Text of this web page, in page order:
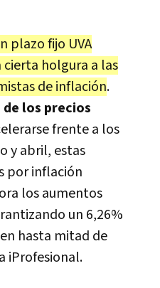
plazo fijo UVA
holgura a las
de inflación.
los precios
frente a los
y abril, estas
por inflación
los aumentos
un 6,26%
hasta mitad de
iProfesional.